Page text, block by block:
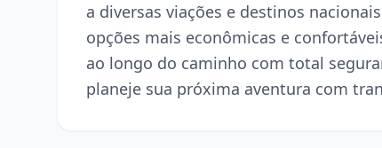
a diversas viações e destinos
opções mais econômicas e
ao longo do caminho com total
planeje sua próxima aventura com